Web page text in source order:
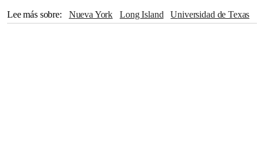
Lee más sobre
Nueva York Long Island
Universidad de Texas